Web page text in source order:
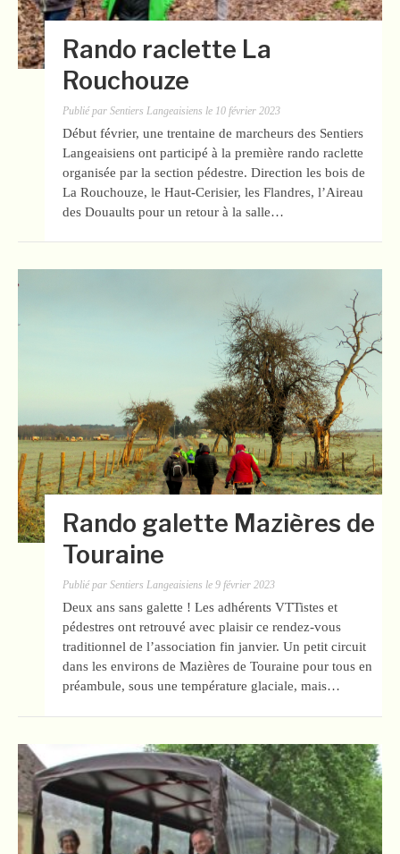
Rando raclette La
Rouchouze
Publié par Sentiers Langeaisiens le 10 février 2023
Début février, une trentaine de marcheurs des Sentiers
Langeaisiens ont participé à la première rando raclette
organisée par la section pédestre. Direction les bois de
La Rouchouze, le Haut-Cerisier, les Flandres, l’Aireau
des Douaults pour un retour à la salle…
Rando galette Mazières de
Touraine
Publié par Sentiers Langeaisiens le 9 février 2023
Deux ans sans galette ! Les adhérents VTTistes et
pédestres ont retrouvé avec plaisir ce rendez-vous
traditionnel de l’association fin janvier. Un petit circuit
dans les environs de Mazières de Touraine pour tous en
préambule, sous une température glaciale, mais…